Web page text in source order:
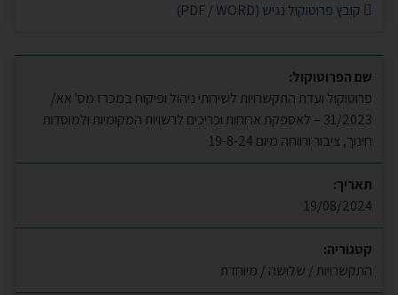
קובץ פרוטוקול נגיש (PDF / WORD)
שם הפרוטוקול:
פרוטוקול ועדת התקשרויות לשירותי ניהול ופיקוח במכרז מס' אא/
31/2023 – לאספקת ארוחות וכריכים לרשויות המקומיות ולמוסדות
חינוך, ציבור ורווחה מיום 19-8-24
תאריך:
19/08/2024
קטגוריה:
התקשרויות / שלושה / מיוחדת